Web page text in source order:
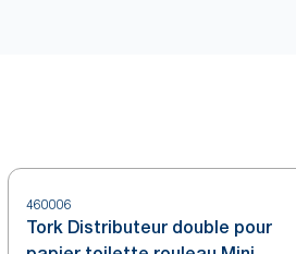
460006
Tork Distributeur double pour